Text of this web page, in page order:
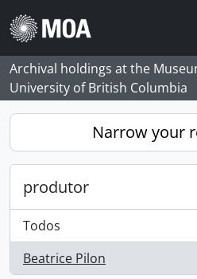
Skip to main content
Archival holdings at the
University of British Columbia
Narrow your
produtor
Todos
Beatrice Pilon
, 2 resultados